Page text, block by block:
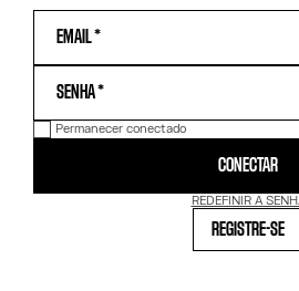
Permanecer conectado
CONECTAR
REDEFINIR A
REGISTRE-SE